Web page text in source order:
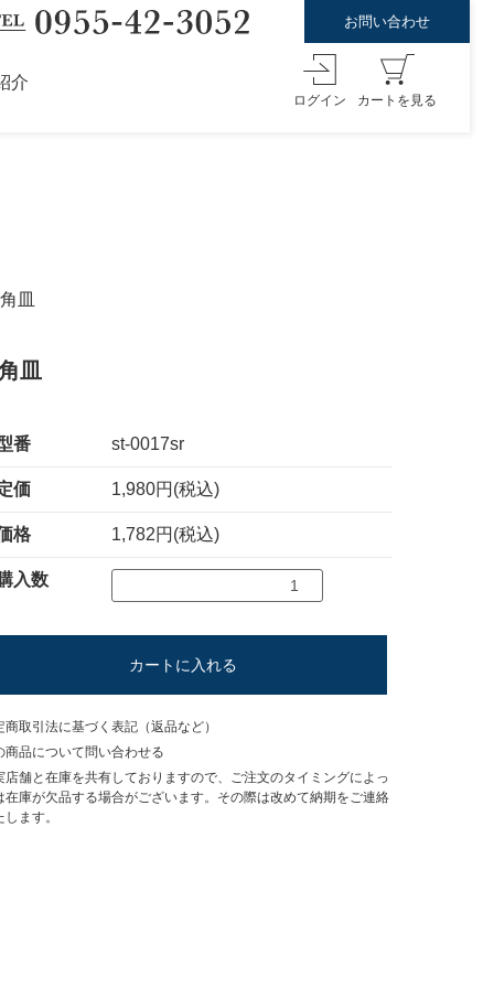
お問い合わせ
介
ログイン カートを見る
皿
皿
番 st-0017sr
価 1,980円(税込)
格 1,782円(税込)
入数
カートに入れる
商取引法に基づく表記（返品など）
商品について問い合わせる
舗と在庫を共有しておりますので、ご注文のタイミングによっ
在庫が欠品する場合がございます。その際は改めて納期をご連絡
します。